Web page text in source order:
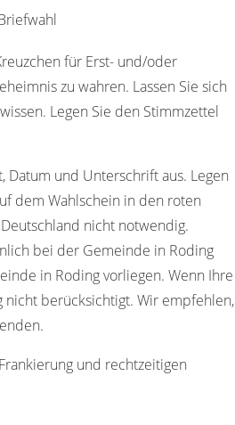
für Erst- und/oder
zu wahren. Lassen Sie sich
Legen Sie den Stimmzettel
Datum und Unterschrift aus. Legen
dem Wahlschein in den roten
nicht notwendig.
bei der Gemeinde in Roding
in Roding vorliegen. Wenn Ihre
berücksichtigt. Wir empfehlen,
und rechtzeitigen